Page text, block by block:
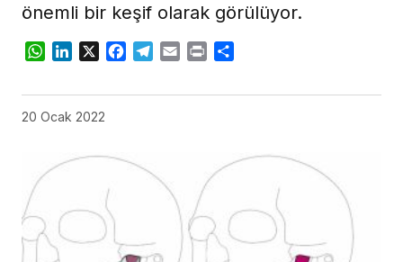
önemli bir keşif olarak görülüyor.
WhatsApp
LinkedIn
X Facebook
Telegram
Email Print
20 Ocak 2022